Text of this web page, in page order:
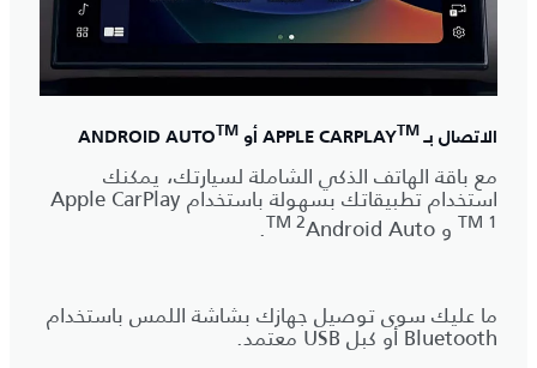
الاتصال بـ APPLE CARPLAY TM أو ANDROID AUTO TM
مع باقة الهاتف الذكي الشاملة لسيارتك، يمكنك
استخدام تطبيقاتك بسهولة باستخدام Apple CarPlay
TM 1 و Android Auto
TM 2
.
ما عليك سوى توصيل جهازك بشاشة اللمس باستخدام
Bluetooth أو كبل USB معتمد.